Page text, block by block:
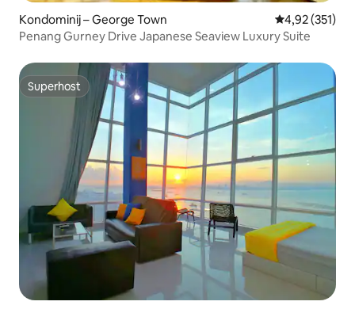
Kondominij – George Town Prosječna
4,92 (351)
Penang Gurney Drive Japanese Seaview Luxury Suite
Superhost
Superhost